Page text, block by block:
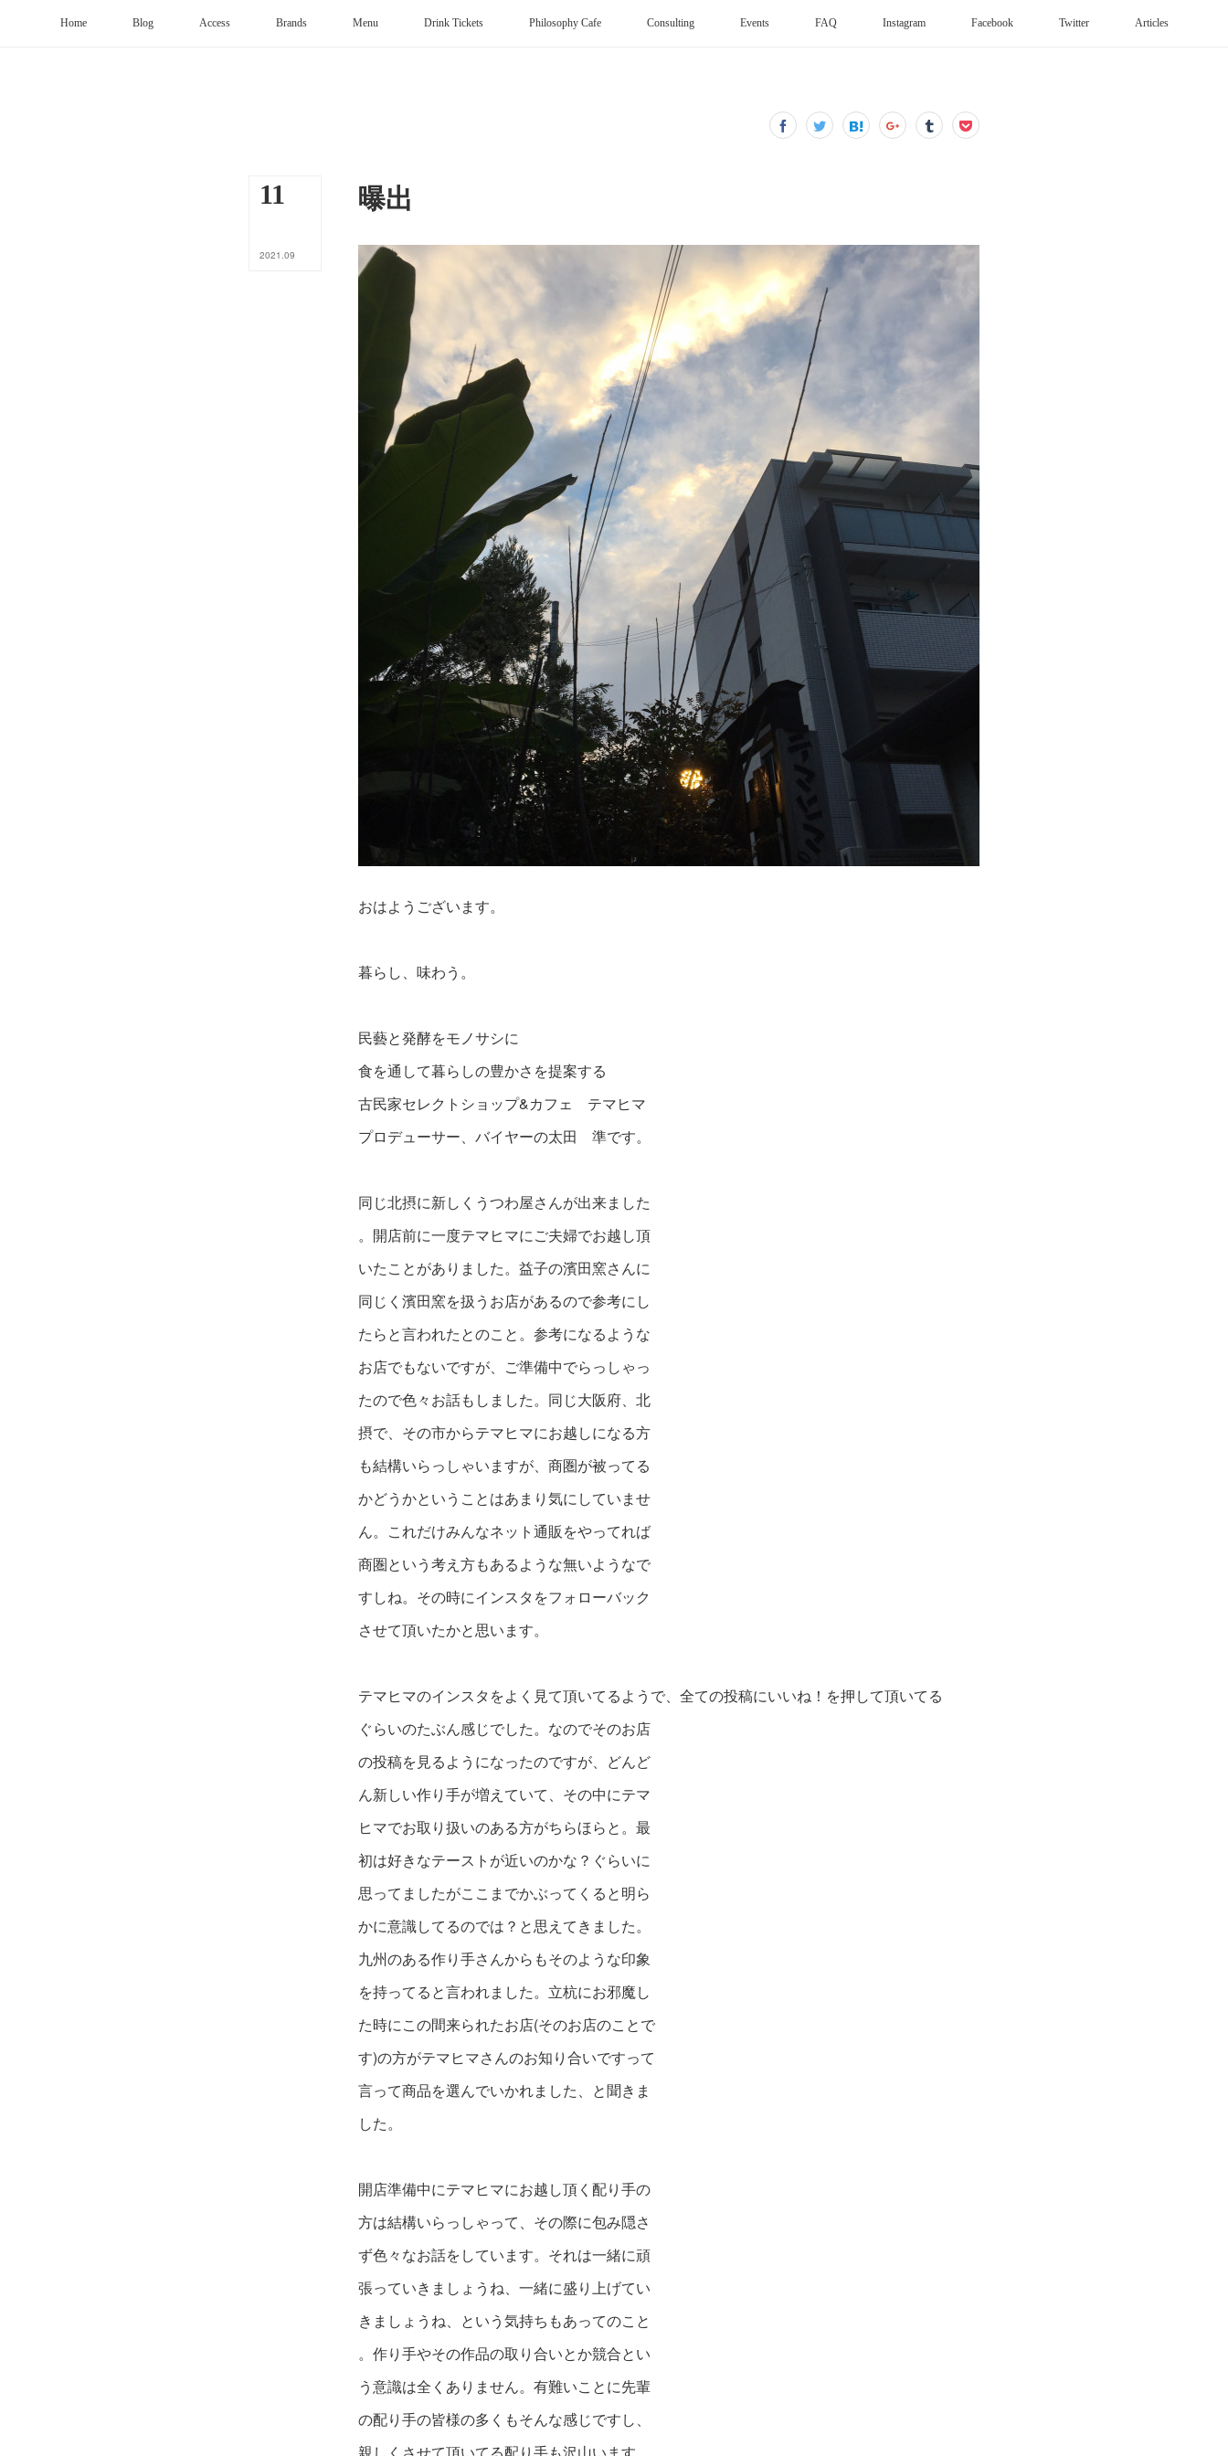
Home Blog Access Brands Menu Drink Tickets Philosophy Cafe Consulting Events FAQ Instagram Facebook Twitter Articles
11
2021 .09
曝出
おはようございます。
暮らし、味わう。
民藝と発酵をモノサシに
食を通して暮らしの豊かさを提案する
古民家セレクトショップ&カフェ テマヒマ
プロデューサー、バイヤーの太田 準です。
同じ北摂に新しくうつわ屋さんが出来ました
。開店前に一度テマヒマにご夫婦でお越し頂
いたこ とがありました。益子の濱田窯さんに
同じく 濱田窯を扱うお店があるので参考にし
たらと言われたとのこと。参考になるような
お店でもないですが、ご準備中でらっしゃっ
たので色々お話もしました。同じ大阪府、北
摂で、その市からテマヒマにお越しになる方
も結構いらっしゃいますが、商圏が被ってる
かどうかということはあまり気にしていませ
ん。これだけみんなネット通販をやってれば
商圏という考え方もあるような無いようなで
すしね。その時にインスタをフォローバック
させて頂いたかと思います。
テマヒマのインスタをよく見て頂いてるようで、全ての投稿にいいね！を押して頂いてる
ぐらいのたぶん感じでした。なのでそのお店
の投稿を見るようになったのですが、どんど
ん新しい作り手が増えていて、その中にテマ
ヒマでお取り扱いのある方がちらほらと。最
初は好きなテーストが近いのかな？ぐらいに
思ってましたがここまでかぶってくると明ら
かに意識してるのでは？と思えてきました。
九州のある作り手さんからもそのような印象
を持ってると言われました。立杭にお邪魔し
た時にこの間来られたお店(そのお店のことで
す)の方がテマヒマさんのお知り合いですって
言って商品を選んでいかれました、と聞きま
した。
開店準備中にテマヒマにお越し頂く配り手の
方は結構いらっしゃって、その際に包み隠さ
ず色々なお話をしています。それは一緒に頑
張っていきましょうね、一緒に盛り上げてい
きましょうね、という気持ちもあってのこと
。作り手やその作品の取り合いとか競合とい
う意識は全くありません。有難いことに先輩
の配り手の皆様の多くもそんな感じですし、